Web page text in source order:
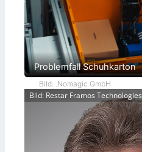
Problemfall Schuhkarton
Bild: .Nomagic GmbH
Bild: Restar Framos Technologies